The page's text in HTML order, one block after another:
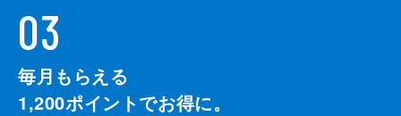
03
毎月もらえる
1,200ポイントでお得に。